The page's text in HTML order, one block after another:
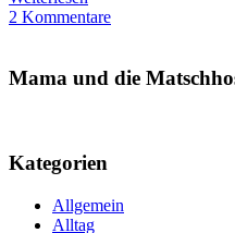
2 Kommentare
Mama und die
Kategorien
Allgemein
Alltag